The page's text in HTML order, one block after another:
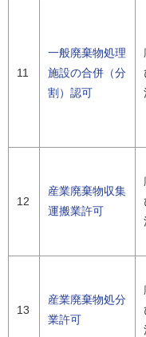
11
一般廃棄物処理
施設の合併（分
割）認可
12
産業廃棄物収集
運搬業許可
13
産業廃棄物処分
業許可